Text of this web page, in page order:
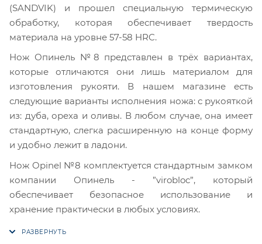
(SANDVIK) и прошел специальную термическую
обработку, которая обеспечивает твердость
материала на уровне 57-58 HRC.
Нож Опинель №8 представлен в трёх вариантах,
которые отличаются они лишь материалом для
изготовления рукояти. В нашем магазине есть
следующие варианты исполнения ножа: с рукояткой
из: дуба, ореха и оливы. В любом случае, она имеет
стандартную, слегка расширенную на конце форму
и удобно лежит в ладони.
Нож Opinel №8 комплектуется стандартным замком
компании Опинель - ”virobloc”, который
обеспечивает безопасное использование и
хранение практически в любых условиях.